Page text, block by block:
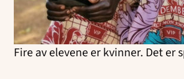
Fire av elevene er kvinner. Det er